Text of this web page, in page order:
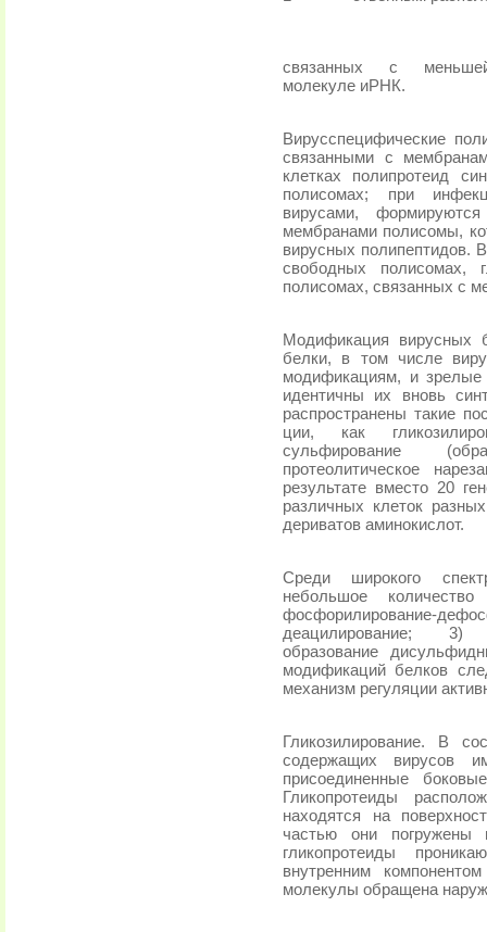
связанных с
молекуле иРНК.
Вирусспецифические
связанными с
клетках полипротеид
полисомах; при
вирусами,
мембранами полисомы,
вирусных полипептидов.
свободных полисомах,
полисомах, связанных с
Модификация вирусных
белки, в том числе
модификациям, и зрелые
идентичны их вновь
распростра­нены такие
ции, как
сульфирование
протеолитическое
результате вместо 20
различных клеток
дериватов аминокислот.
Среди широкого
небольшое
фосфорилирование-
деацилирование; 3)
образование
модификаций белков
механизм регуляции
Гликозилирование. В
содержащих вирусов
присоединенные
Гликопротеиды
находятся на
частью они
гликопротеиды
внутренним
молекулы обращена